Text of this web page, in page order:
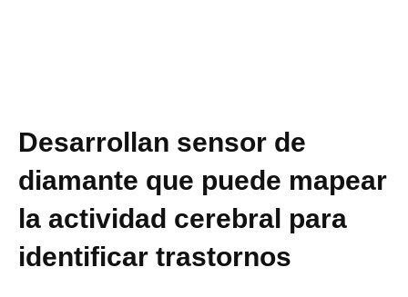
Desarrollan sensor de
diamante que puede mapear
la actividad cerebral para
identificar trastornos